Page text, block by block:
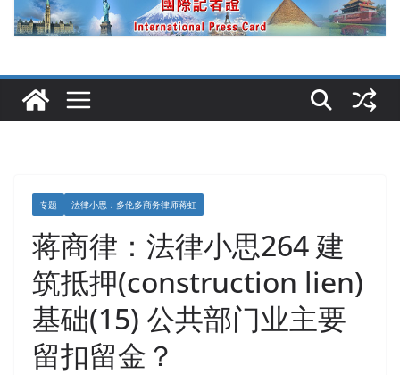
专题 法律小思：多伦多商务律师蒋虹
蒋商律：法律小思264 建
筑抵押(construction lien)
基础(15) 公共部门业主要
留扣留金？